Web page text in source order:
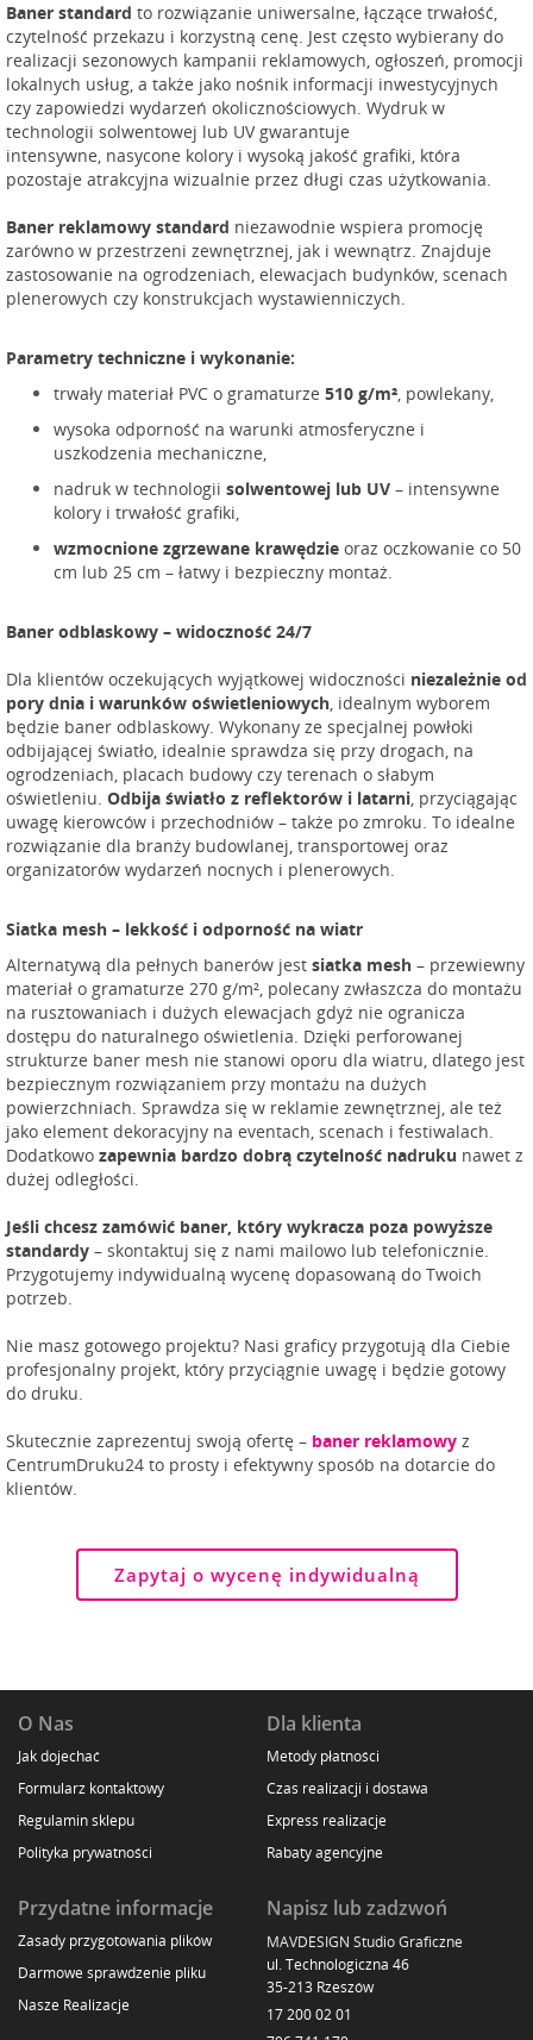
Baner standard to rozwiązanie uniwersalne, łączące trwałość,
czytelność przekazu i korzystną cenę. Jest często wybierany do
realizacji sezonowych kampanii reklamowych, ogłoszeń, promocji
lokalnych usług, a także jako nośnik informacji inwestycyjnych
czy zapowiedzi wydarzeń okolicznościowych. Wydruk w
technologii solwentowej lub UV gwarantuje
intensywne, nasycone kolory i wysoką jakość grafiki, która
pozostaje atrakcyjna wizualnie przez długi czas użytkowania.
Baner reklamowy standard niezawodnie wspiera promocję
zarówno w przestrzeni zewnętrznej, jak i wewnątrz. Znajduje
zastosowanie na ogrodzeniach, elewacjach budynków, scenach
plenerowych czy konstrukcjach wystawienniczych.
Parametry techniczne i wykonanie:
trwały materiał PVC o gramaturze 510 g/m², powlekany,
wysoka odporność na warunki atmosferyczne i
uszkodzenia mechaniczne,
nadruk w technologii solwentowej lub UV – intensywne
kolory i trwałość grafiki,
wzmocnione zgrzewane krawędzie oraz oczkowanie co 50
cm lub 25 cm – łatwy i bezpieczny montaż.
Baner odblaskowy – widoczność 24/7
Dla klientów oczekujących wyjątkowej widoczności niezależnie od
pory dnia i warunków oświetleniowych, idealnym wyborem
będzie baner odblaskowy. Wykonany ze specjalnej powłoki
odbijającej światło, idealnie sprawdza się przy drogach, na
ogrodzeniach, placach budowy czy terenach o słabym
oświetleniu. Odbija światło z reflektorów i latarni, przyciągając
uwagę kierowców i przechodniów – także po zmroku. To idealne
rozwiązanie dla branży budowlanej, transportowej oraz
organizatorów wydarzeń nocnych i plenerowych.
Siatka mesh – lekkość i odporność na wiatr
Alternatywą dla pełnych banerów jest siatka mesh – przewiewny
materiał o gramaturze 270 g/m², polecany zwłaszcza do montażu
na rusztowaniach i dużych elewacjach gdyż nie ogranicza
dostępu do naturalnego oświetlenia. Dzięki perforowanej
strukturze baner mesh nie stanowi oporu dla wiatru, dlatego jest
bezpiecznym rozwiązaniem przy montażu na dużych
powierzchniach. Sprawdza się w reklamie zewnętrznej, ale też
jako element dekoracyjny na eventach, scenach i festiwalach.
Dodatkowo zapewnia bardzo dobrą czytelność nadruku nawet z
dużej odległości.
Jeśli chcesz zamówić baner, który wykracza poza powyższe
standardy – skontaktuj się z nami mailowo lub telefonicznie.
Przygotujemy indywidualną wycenę dopasowaną do Twoich
potrzeb.
Nie masz gotowego projektu? Nasi graficy przygotują dla Ciebie
profesjonalny projekt, który przyciągnie uwagę i będzie gotowy
do druku.
Skutecznie zaprezentuj swoją ofertę – baner reklamowy z
CentrumDruku24 to prosty i efektywny sposób na dotarcie do
klientów.
Zapytaj o wycenę indywidualną
O Nas
Jak dojechać
Formularz kontaktowy
Regulamin sklepu
Polityka prywatności
Dla klienta
Metody płatności
Czas realizacji i dostawa
Express realizacje
Rabaty agencyjne
Przydatne informacje
Zasady przygotowania plików
Darmowe sprawdzenie pliku
Nasze Realizacje
Napisz lub zadzwoń
MAVDESIGN Studio Graficzne
ul. Technologiczna 46
35-213 Rzeszów
17 200 02 01